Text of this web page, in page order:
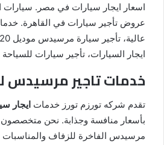
اسعار ايجار سيارات في مصر. سيارات
عروض تأجير سيارات في القاهرة.
ايجار السيارات، تأجير سيارات
خدمات تاجير مرسيدس
تقدم شركه تورزم تورز خدمات ايجار
بأسعار منافسة وجذابة. نحن
مرسيدس الفاخرة للزفاف والمناسبات